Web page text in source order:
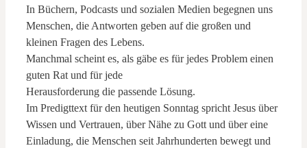
In Büchern, Podcasts und sozialen Medien begegnen uns
Menschen, die Antworten geben auf die großen und
kleinen Fragen des Lebens.
Manchmal scheint es, als gäbe es für jedes Problem einen
guten Rat und für jede
Herausforderung die passende Lösung.
Im Predigttext für den heutigen Sonntag spricht Jesus über
Wissen und Vertrauen, über Nähe zu Gott und über eine
Einladung, die Menschen seit Jahrhunderten bewegt und